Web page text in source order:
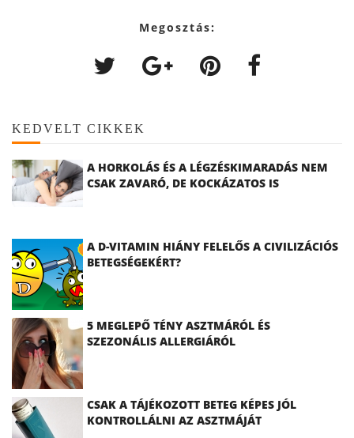
Megosztás:
KEDVELT CIKKEK
A HORKOLÁS ÉS A LÉGZÉSKIMARADÁS NEM
CSAK ZAVARÓ, DE KOCKÁZATOS IS
A D-VITAMIN HIÁNY FELELŐS A CIVILIZÁCIÓS
BETEGSÉGEKÉRT?
5 MEGLEPŐ TÉNY ASZTMÁRÓL ÉS
SZEZONÁLIS ALLERGIÁRÓL
CSAK A TÁJÉKOZOTT BETEG KÉPES JÓL
KONTROLLÁLNI AZ ASZTMÁJÁT